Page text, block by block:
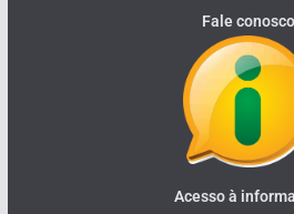
Fale conosco
Acesso à